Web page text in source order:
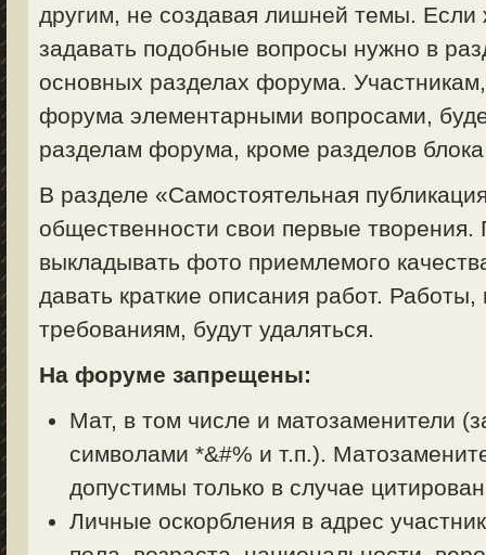
другим, не создавая лишней темы. Если
задавать подобные вопросы нужно в
основных разделах форума.
форума элементарными вопросами,
разделам форума, кроме разделов
В разделе «Самостоятельная
общественности свои первые
выкладывать фото приемлемого
давать краткие описания работ.
требованиям, будут удаляться.
На форуме запрещены:
Мат, в том числе и матозаменители
символами *&#% и т.п.).
допустимы только в случае
Личные оскорбления в адрес